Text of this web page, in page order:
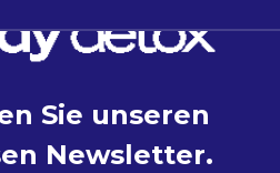
Sie unseren
Newsletter.